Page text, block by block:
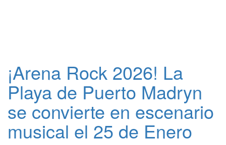
¡Arena Rock 2026! La
Playa de Puerto Madryn
se convierte en escenario
musical el 25 de Enero